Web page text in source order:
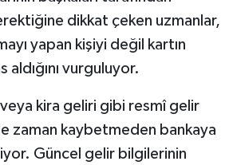
dikkat çeken uzmanlar,
yapan kişiyi değil kartın
aldığını vurguluyor.
kira geliri gibi resmî gelir
zaman kaybetmeden bankaya
Güncel gelir bilgilerinin